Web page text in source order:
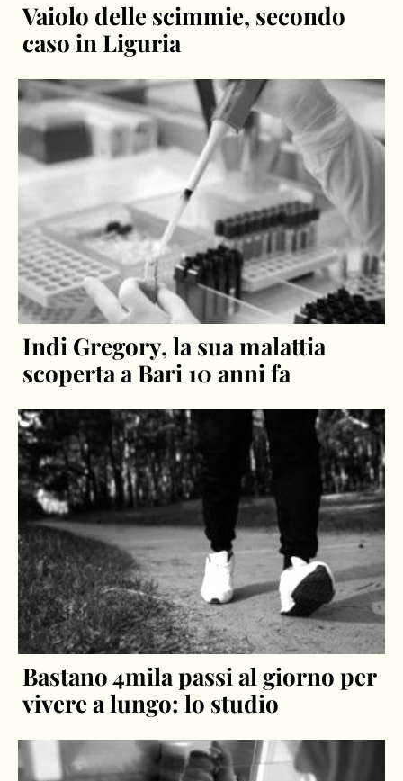
Vaiolo delle scimmie, secondo
caso in Liguria
Indi Gregory, la sua malattia
scoperta a Bari 10 anni fa
Bastano 4mila passi al giorno per
vivere a lungo: lo studio